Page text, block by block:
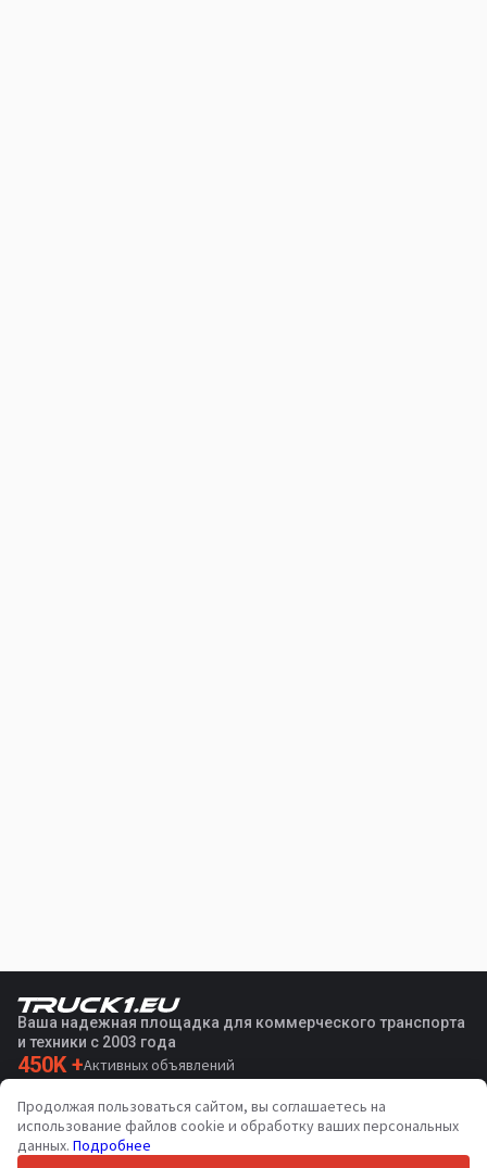
Ваша надежная площадка для коммерческого транспорта
и техники с 2003 года
450K +Активных объявлений
36Поддерживаемых языков
4.7/5
Продолжая пользоваться сайтом, вы соглашаетесь на
использование файлов cookie и обработку ваших персональных
данных. Подробнее